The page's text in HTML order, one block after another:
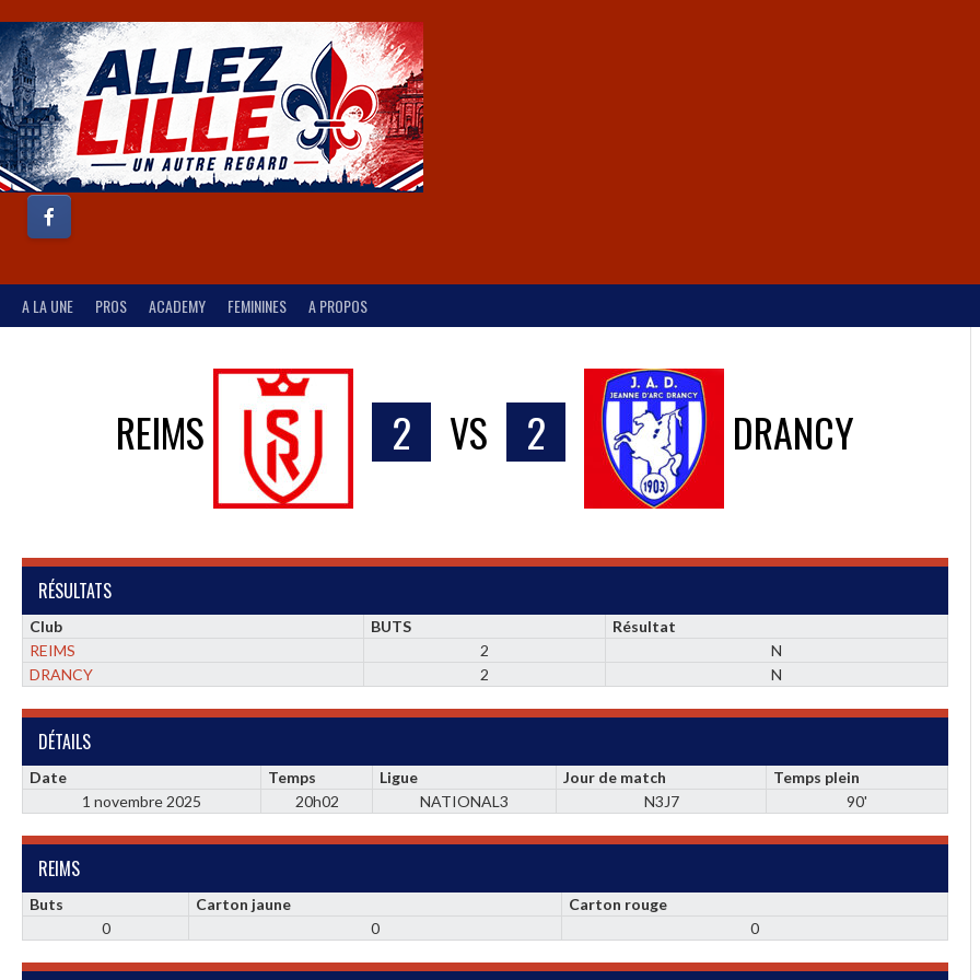
A LA UNE PROS ACADEMY FEMININES A PROPOS
REIMS 2 VS 2 DRANCY
RÉSULTATS
Club BUTS
Résultat
REIMS
2
N
DRANCY
2 N
DÉTAILS
Date Temps Ligue Jour de match
Temps plein
1 novembre 2025
20h02 NATIONAL3 N3J7 90'
REIMS
Buts Carton jaune
Carton rouge
0
0 0